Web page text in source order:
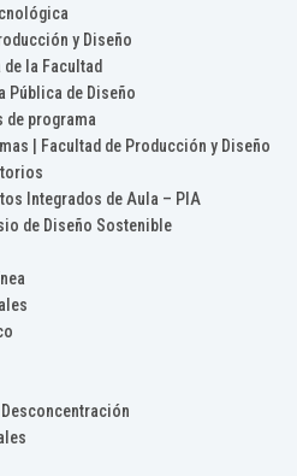
y Diseño
la Facultad
Pública de Diseño
de programa
| Facultad de Producción y Diseño
Integrados de Aula – PIA
de Diseño Sostenible